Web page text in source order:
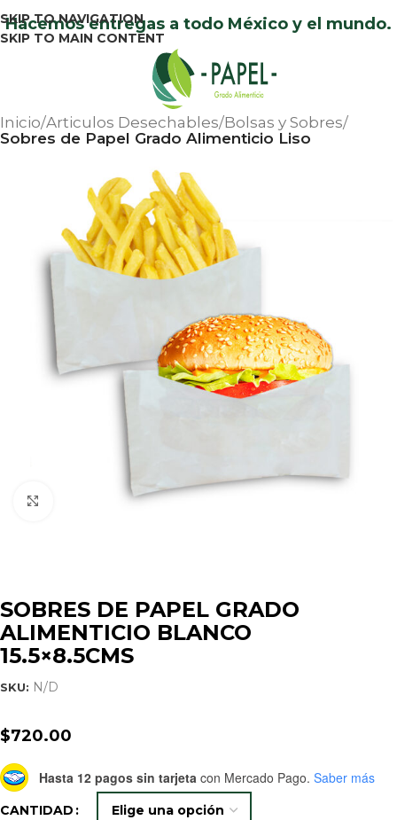
SKIP TO NAVIGATION
SKIP TO MAIN CONTENT
Hacemos entregas a todo México y el mundo.
Inicio Articulos Desechables Bolsas y Sobres
Sobres de Papel Grado Alimenticio Liso
Click to enlarge
SOBRES DE PAPEL GRADO
ALIMENTICIO BLANCO
15.5×8.5CMS
SKU: N/D
$720.00
Hasta 12 pagos sin tarjeta con Mercado Pago. Saber más
CANTIDAD